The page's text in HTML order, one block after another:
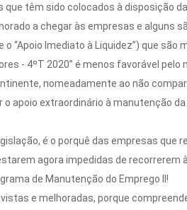
têm sido colocados à disposição
a chegar às empresas e alguns
“Apoio Imediato à Liquidez”) que
- 4ºT 2020” é menos favorável
nomeadamente ao não
apoio extraordinário à manutenção
é o porquê das empresas que
agora impedidas de recorrerem
de Manutenção do Emprego II!
e melhoradas, porque